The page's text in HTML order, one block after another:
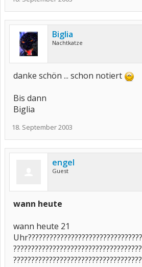
Biglia
Nachtkatze
danke schön ... schon notiert
Bis dann
Biglia
18. September 2003
engel
Guest
wann heute
wann heute 21